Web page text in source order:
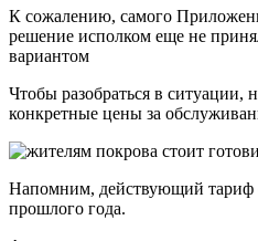
К сожалению, самого
решение исполком еще не
вариантом
Чтобы разобраться в
конкретные цены за
Напомним, действующий тариф
прошлого года.